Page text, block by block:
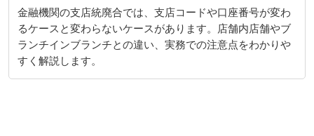
金融機関の支店統廃合では、支店コードや口座番号が変わ
るケースと変わらないケースがあります。店舗内店舗やブ
ランチインブランチとの違い、実務での注意点をわかりや
すく解説します。